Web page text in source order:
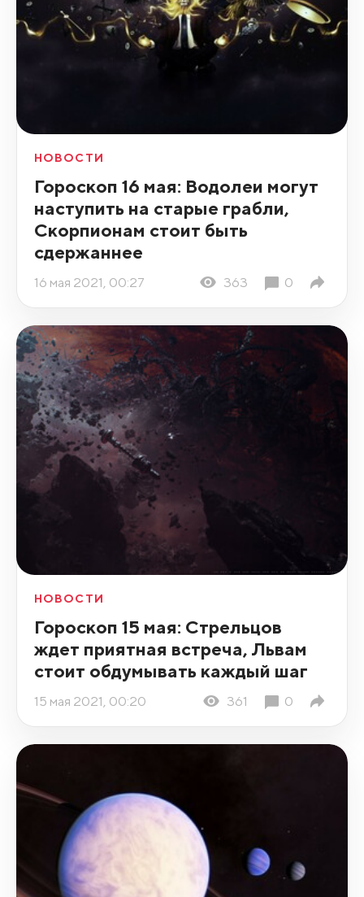
НОВОСТИ
Гороскоп 16 мая: Водолеи могут
наступить на старые грабли,
Скорпионам стоит быть
сдержаннее
16 мая 2021, 00:27 363 0
НОВОСТИ
Гороскоп 15 мая: Стрельцов
ждет приятная встреча, Львам
стоит обдумывать каждый шаг
15 мая 2021, 00:20 361 0